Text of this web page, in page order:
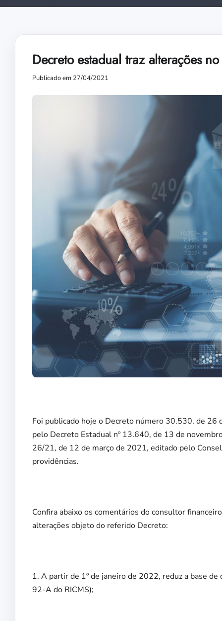
Decreto estadual traz alterações
Publicado em 27/04/2021
Foi publicado hoje o Decreto número 30.530, de
pelo Decreto Estadual nº 13.640, de 13 de
26/21, de 12 de março de 2021, editado pelo
providências.
Confira abaixo os comentários do consultor
alterações objeto do referido Decreto:
1. A partir de 1º de janeiro de 2022, reduz a base
92-A do RICMS);